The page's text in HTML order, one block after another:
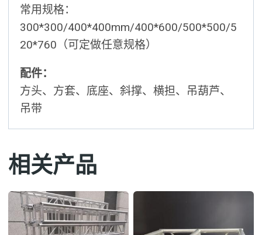
常用规格：
300*300/400*400mm/400*600/500*500/5
20*760（可定做任意规格）
配件：
方头、方套、底座、斜撑、横担、吊葫芦、
吊带
相关产品